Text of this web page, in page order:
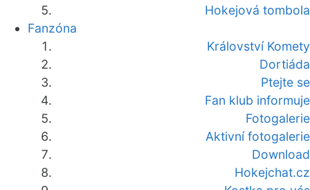
Hokejová tombola
Fanzóna
Království Komety
Dortiáda
Ptejte se
Fan klub informuje
Fotogalerie
Aktivní fotogalerie
Download
Hokejchat.cz